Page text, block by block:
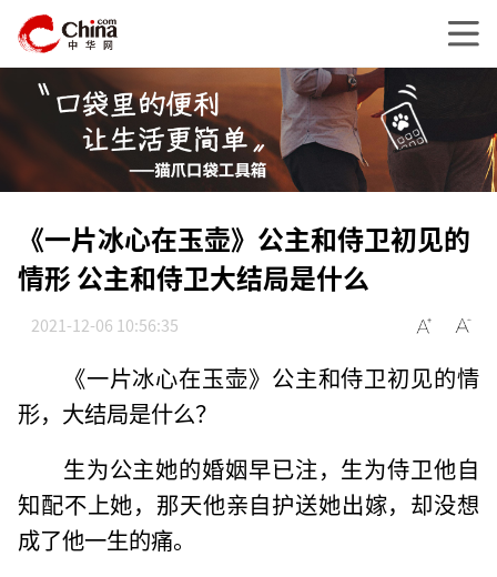
《一片冰心在玉壶》公主和侍卫初见的
情形 公主和侍卫大结局是什么
2021-12-06 10:56:35
《一片冰心在玉壶》公主和侍卫初见的情
形，大结局是什么？
生为公主她的婚姻早已注，生为侍卫他自
知配不上她，那天他亲自护送她出嫁，却没想
成了他一生的痛。